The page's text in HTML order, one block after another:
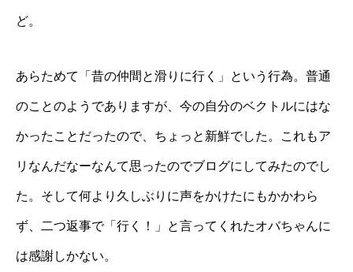
ど。
あらためて「昔の仲間と滑りに行く」という行為。普通
のことのようでありますが、今の自分のベクトルにはな
かったことだったので、ちょっと新鮮でした。これもア
リなんだなーなんて思ったのでブログにしてみたのでし
た。そして何より久しぶりに声をかけたにもかかわら
ず、二つ返事で「行く！」と言ってくれたオバちゃんに
は感謝しかない。